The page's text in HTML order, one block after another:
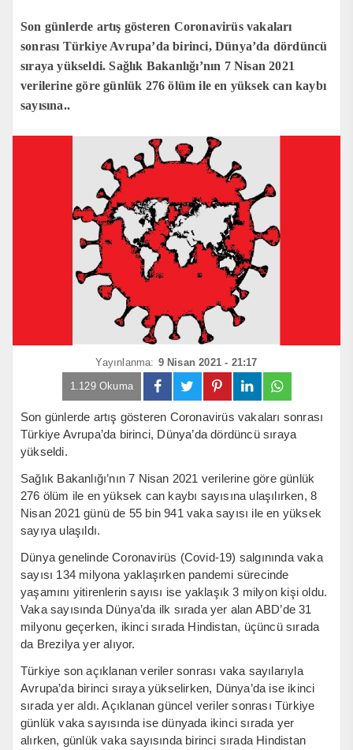
Son günlerde artış gösteren Coronavirüs vakaları
sonrası Türkiye Avrupa’da birinci, Dünya’da dördüncü
sıraya yükseldi. Sağlık Bakanlığı’nın 7 Nisan 2021
verilerine göre günlük 276 ölüm ile en yüksek can kaybı
sayısına..
Yayınlanma: 9 Nisan 2021 - 21:17
1.129 Okuma
Son günlerde artış gösteren Coronavirüs vakaları sonrası
Türkiye Avrupa’da birinci, Dünya’da dördüncü sıraya
yükseldi.
Sağlık Bakanlığı’nın 7 Nisan 2021 verilerine göre günlük
276 ölüm ile en yüksek can kaybı sayısına ulaşılırken, 8
Nisan 2021 günü de 55 bin 941 vaka sayısı ile en yüksek
sayıya ulaşıldı.
Dünya genelinde Coronavirüs (Covid-19) salgınında vaka
sayısı 134 milyona yaklaşırken pandemi sürecinde
yaşamını yitirenlerin sayısı ise yaklaşık 3 milyon kişi oldu.
Vaka sayısında Dünya’da ilk sırada yer alan ABD’de 31
milyonu geçerken, ikinci sırada Hindistan, üçüncü sırada
da Brezilya yer alıyor.
Türkiye son açıklanan veriler sonrası vaka sayılarıyla
Avrupa’da birinci sıraya yükselirken, Dünya’da ise ikinci
sırada yer aldı. Açıklanan güncel veriler sonrası Türkiye
günlük vaka sayısında ise dünyada ikinci sırada yer
alırken, günlük vaka sayısında birinci sırada Hindistan